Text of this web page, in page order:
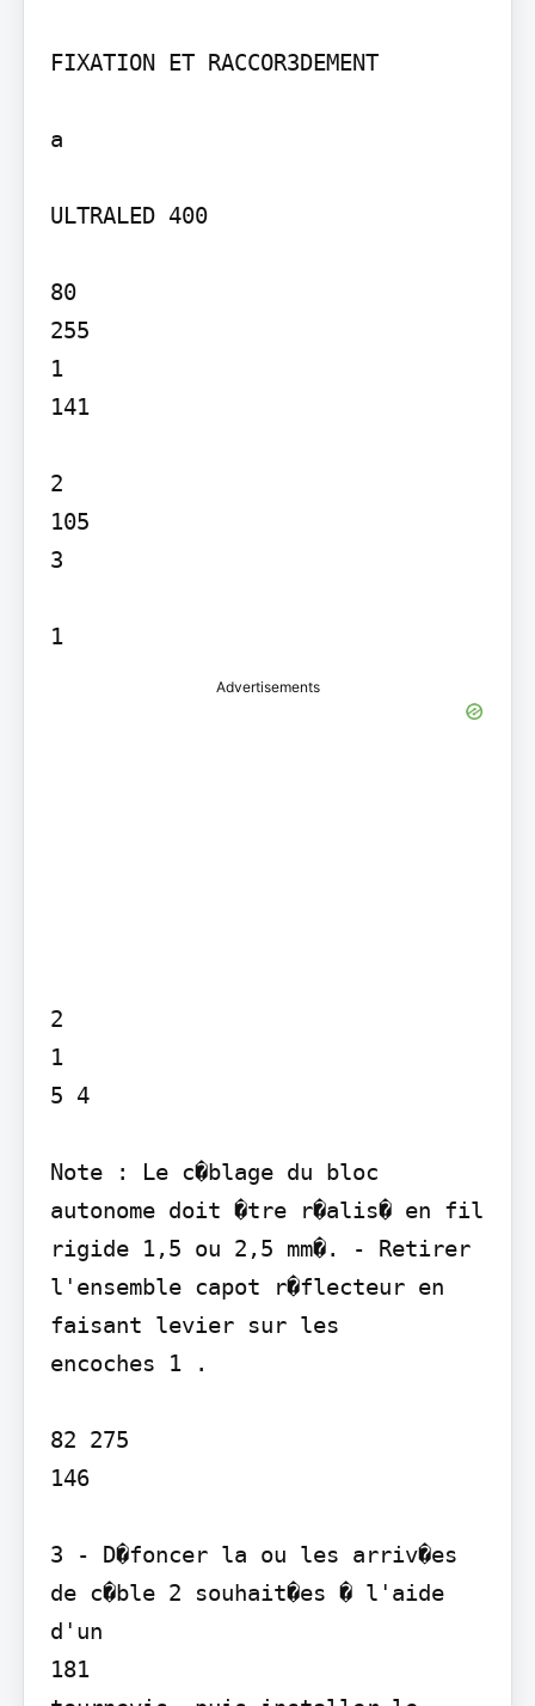
FIXATION ET RACCOR3DEMENT
a
ULTRALED 400
80
255
1
141
2
105
3
1
Advertisements
2
1
5 4
Note : Le c�blage du bloc
autonome doit �tre r�alis� en fil
rigide 1,5 ou 2,5 mm�. - Retirer
l'ensemble capot r�flecteur en
faisant levier sur les
encoches 1 .
82 275
146
3 - D�foncer la ou les arriv�es
de c�ble 2 souhait�es � l'aide
d'un
181